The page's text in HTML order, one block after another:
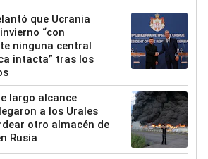
que Ucrania
“con
ninguna central
intacta” tras los
largo alcance
a los Urales
otro almacén de
Rusia